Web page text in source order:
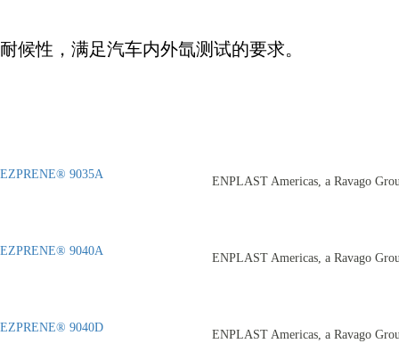
耐候性，满足汽车内外氙测试的要求。
EZPRENE® 9035A
ENPLAST Americas, a Ravago
EZPRENE® 9040A
ENPLAST Americas, a Ravago
EZPRENE® 9040D
ENPLAST Americas, a Ravago